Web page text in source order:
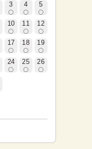
3 4 5
10 11 12
17 18 19
24 25 26